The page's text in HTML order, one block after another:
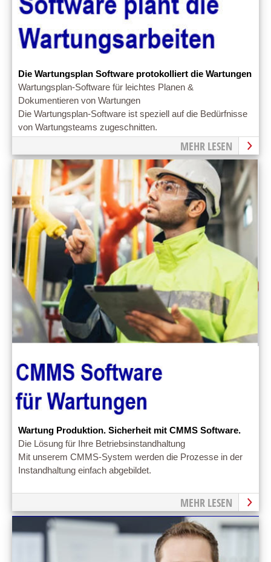
Die Wartungsplan Software protokolliert die Wartungen
Wartungsplan-Software für leichtes Planen &
Dokumentieren von Wartungen
Die Wartungsplan-Software ist speziell auf die Bedürfnisse
von Wartungsteams zugeschnitten.
MEHR LESEN
Wartung Produktion. Sicherheit mit CMMS Software.
Die Lösung für Ihre Betriebsinstandhaltung
Mit unserem CMMS-System werden die Prozesse in der
Instandhaltung einfach abgebildet.
MEHR LESEN